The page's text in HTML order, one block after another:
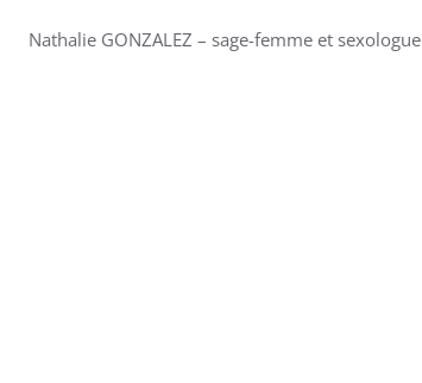
Nathalie GONZALEZ – sage-femme et sexologue